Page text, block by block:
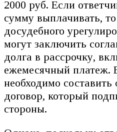
2000 руб. Если
сумму выплачивать,
досудебного
могут заключить
долга в рассрочку,
ежемесячный платеж.
необходимо
договор, который
стороны.